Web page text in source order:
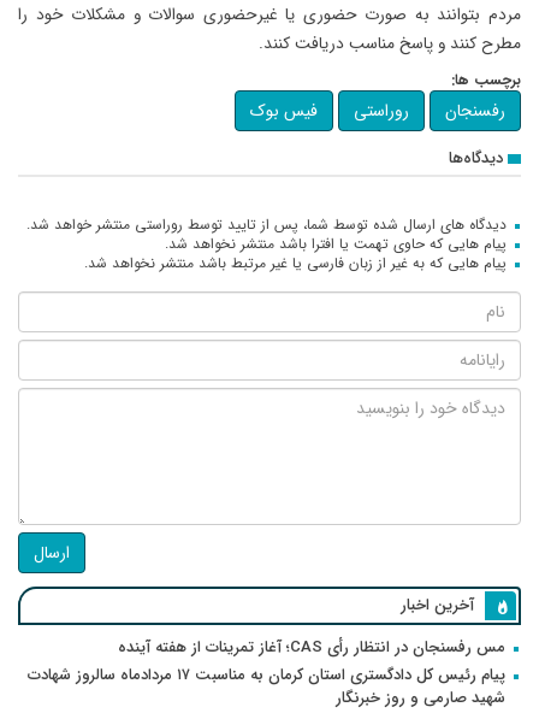
مردم بتوانند به صورت حضوری یا غیرحضوری سوالات و مشکلات خود را
مطرح کنند و پاسخ مناسب دریافت کنند.
برچسب ها:
رفسنجان روراستی فیس بوک
دیدگاه‌ها
دیدگاه های ارسال شده توسط شما، پس از تایید توسط روراستی منتشر خواهد شد.
پیام هایی که حاوی تهمت یا افترا باشد منتشر نخواهد شد.
پیام هایی که به غیر از زبان فارسی یا غیر مرتبط باشد منتشر نخواهد شد.
ارسال
آخرین اخبار
مس رفسنجان در انتظار رأی CAS؛ آغاز تمرینات از هفته آینده
پیام رئیس کل دادگستری استان کرمان به مناسبت ۱۷ مردادماه سالروز شهادت
شهید صارمی و روز خبرنگار